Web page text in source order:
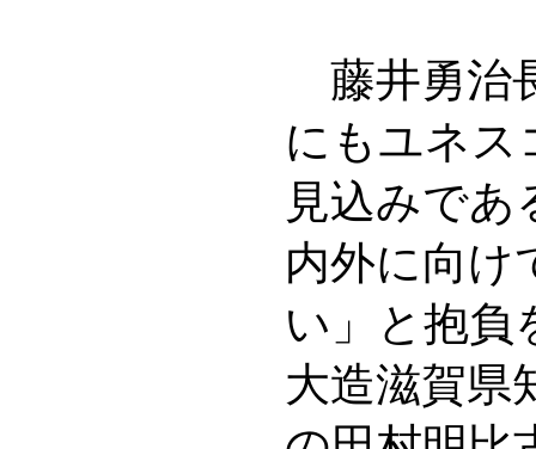
藤井勇治
にもユネス
見込みで
内外に向け
い」と抱負
大造滋賀県